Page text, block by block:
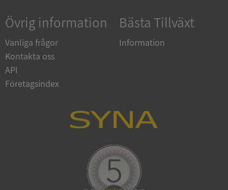
Övrig information
Vanliga frågor
Kontakta oss
API
Företagsindex
Bästa Tillväxt
Information
VISITOR_PRIVACY_METADATA
ASP.NET_SessionId
Microsoft
Corporation
de.syna.se
Google
Privacy Policy